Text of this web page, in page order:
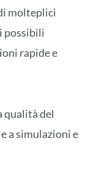
molteplici
possibili
rapide e
qualità del
a simulazioni e